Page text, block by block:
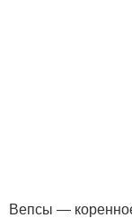
Вепсы —